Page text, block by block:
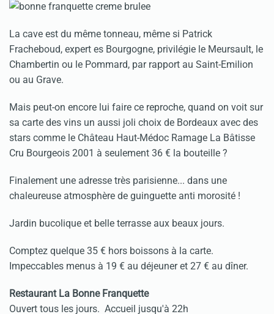
La cave est du même tonneau, même si Patrick
Fracheboud, expert es Bourgogne, privilégie le Meursault, le
Chambertin ou le Pommard, par rapport au Saint-Emilion
ou au Grave.
Mais peut-on encore lui faire ce reproche, quand on voit sur
sa carte des vins un aussi joli choix de Bordeaux avec des
stars comme le Château Haut-Médoc Ramage La Bâtisse
Cru Bourgeois 2001 à seulement 36 € la bouteille ?
Finalement une adresse très parisienne... dans une
chaleureuse atmosphère de guinguette anti morosité !
Jardin bucolique et belle terrasse aux beaux jours.
Comptez quelque 35 € hors boissons à la carte.
Impeccables menus à 19 € au déjeuner et 27 € au dîner.
Restaurant La Bonne Franquette
Ouvert tous les jours. Accueil jusqu'à 22h